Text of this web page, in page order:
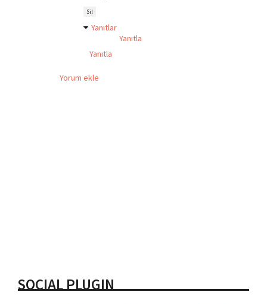
Sil
Yanıtlar
Yanıtla
Yanıtla
Yorum ekle
SOCIAL PLUGIN